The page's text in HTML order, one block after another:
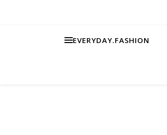
EVERYDAY.FASHION